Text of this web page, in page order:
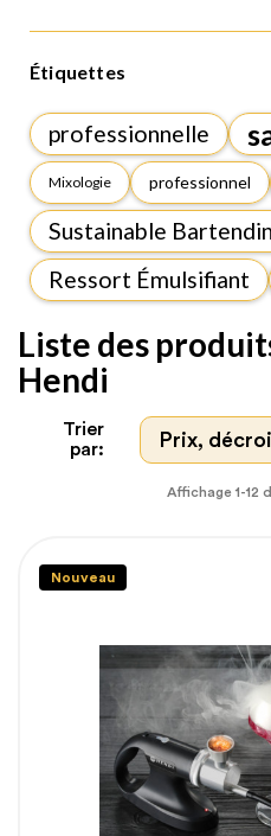
Étiquettes
professionnelle
Mixologie professionnel
Sustainable
Ressort Émulsifiant
Liste des
Hendi
Trier
par:
Prix,
Affichage 1-12
Nouveau